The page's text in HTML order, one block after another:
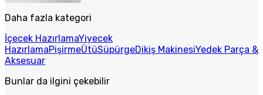
Daha fazla kategori
İçecek HazırlamaYiyecek
HazırlamaPişirmeÜtüSüpürgeDikiş MakinesiYedek Parça &
Aksesuar
Bunlar da ilgini çekebilir